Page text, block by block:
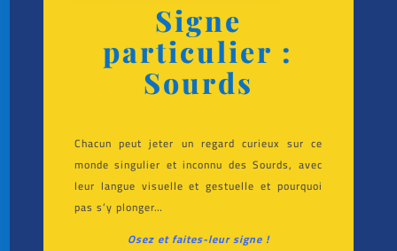
Signe
particulier :
Sourds
Chacun peut jeter un regard curieux sur ce
monde singulier et inconnu des Sourds, avec
leur langue visuelle et gestuelle et pourquoi
pas s’y plonger…
Osez et faites-leur signe !